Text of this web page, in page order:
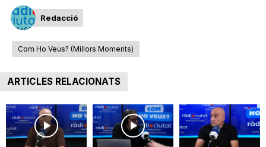
Redacció
Com Ho Veus? (Millors Moments)
ARTICLES RELACIONATS